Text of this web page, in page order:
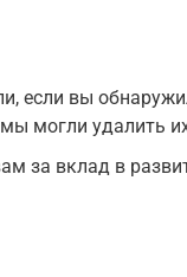
если вы
могли удалить
за вклад в